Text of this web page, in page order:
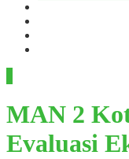
MAN 2
Evaluasi